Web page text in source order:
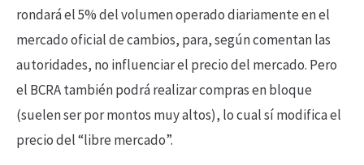
rondará el 5% del volumen operado diariamente en el
mercado oficial de cambios, para, según comentan las
autoridades, no influenciar el precio del mercado. Pero
el BCRA también podrá realizar compras en bloque
(suelen ser por montos muy altos), lo cual sí modifica el
precio del “libre mercado”.